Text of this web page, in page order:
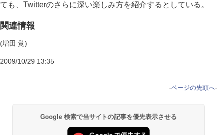
ても、Twitterのさらに深い楽しみ方を紹介するとしている。
関連情報
(増田 覚)
2009/10/29 13:35
-ページの先頭へ-
Google 検索で当サイトの記事を優先表示させる